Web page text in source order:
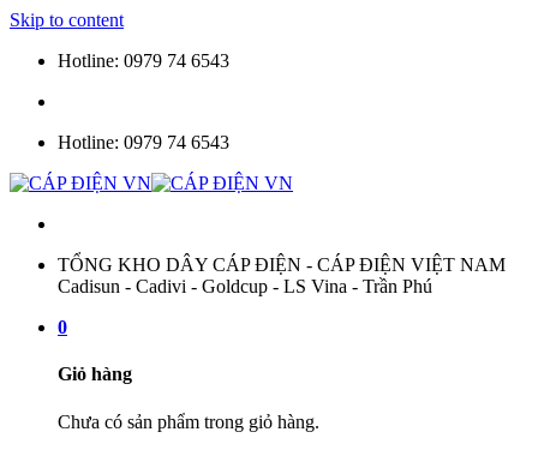
Skip to content
Hotline: 0979 74 6543
Hotline: 0979 74 6543
TỔNG KHO DÂY CÁP ĐIỆN - CÁP ĐIỆN VIỆT NAM
Cadisun - Cadivi - Goldcup - LS Vina - Trần Phú
0
Giỏ hàng
Chưa có sản phẩm trong giỏ hàng.